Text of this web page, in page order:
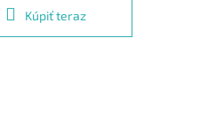
Kúpiť teraz